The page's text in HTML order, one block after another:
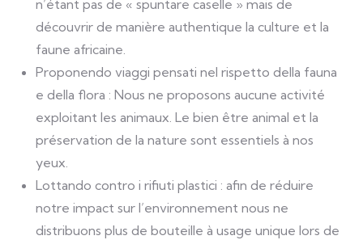
n’étant pas de « spuntare caselle » mais de
découvrir de manière authentique la culture et la
faune africaine.
Proponendo viaggi pensati nel rispetto della fauna
e della flora : Nous ne proposons aucune activité
exploitant les animaux. Le bien être animal et la
préservation de la nature sont essentiels à nos
yeux.
Lottando contro i rifiuti plastici : afin de réduire
notre impact sur l’environnement nous ne
distribuons plus de bouteille à usage unique lors de